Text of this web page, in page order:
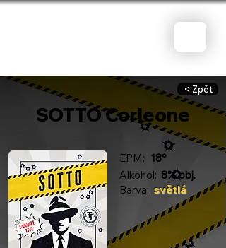
< Zpět
SOTTO Corleone
EPM: 18°
Alkohol: 8% obj.
Barva: světlá